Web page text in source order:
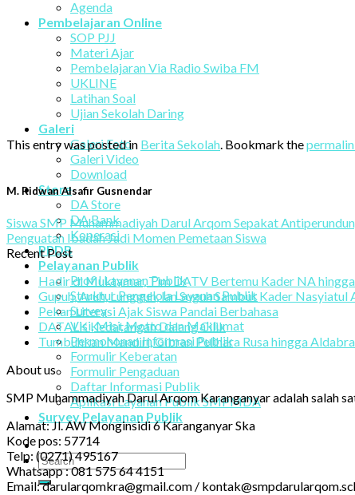
Agenda
Pembelajaran Online
SOP PJJ
Materi Ajar
Pembelajaran Via Radio Swiba FM
UKLINE
Latihan Soal
Ujian Sekolah Daring
Galeri
Galeri Foto
Galeri Video
Download
Store
DA Store
DA Bank
Koperasi
PPDB
Pelayanan Publik
Profil Layanan Publik
Struktur Pengelola Layanan Publik
Survey
Visi, Misi, Motto dan Maklumat
Permohonan Informasi Publik
Formulir Keberatan
Formulir Pengaduan
Daftar Informasi Publik
Aplikasi Layanan Publik SMPMDA
Survey Pelayanan Publik
This entry was posted in Berita Sekolah. Bookmark the
M. Ridwan Alsafir Gusnendar
Siswa SMP Muhammadiyah Darul Arqom Sepakat
Penguatan Ibadah Jadi Momen Pemetaan Siswa
Recent Post
Hadir di Muktamar, Tim DATV Bertemu Kader NA
Gupuh, Aruh, Lungguh, lan Suguh Sambut Kader Nasyiatul
Pekan Literasi Ajak Siswa Pandai Berbahasa
DATALK Kedatangan Dalang Cilik
Tumbuhkan Mandiri, Gibran Pelihara Rusa hingga Aldabra
About us
SMP Muhammadiyah Darul Arqom Karanganyar adalah salah
Alamat: Jl. AW Monginsidi 6 Karanganyar Ska
Kode pos: 57714
Telp: (0271) 495167
Whatsapp : 081 575 64 4151
Email: darularqomkra@gmail.com /